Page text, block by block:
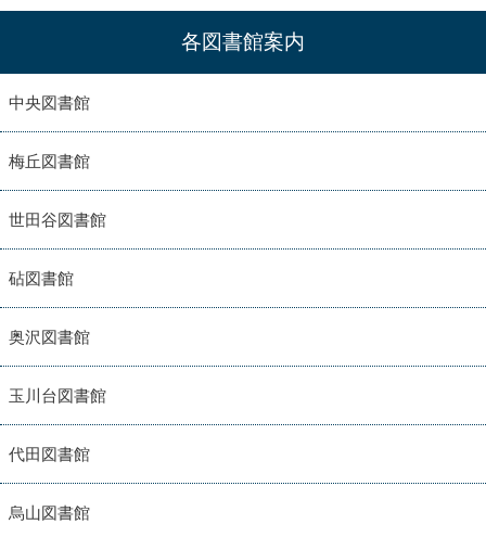
各図書館案内
中央図書館
梅丘図書館
世田谷図書館
砧図書館
奥沢図書館
玉川台図書館
代田図書館
烏山図書館